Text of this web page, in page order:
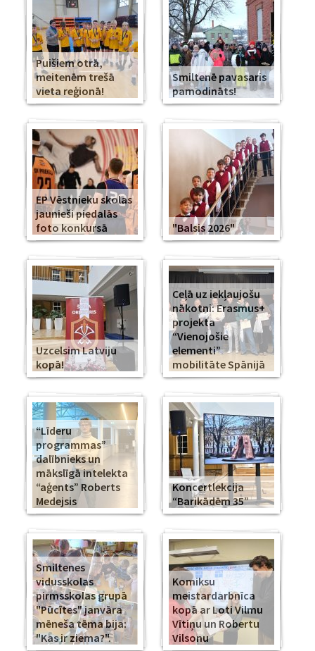
Puišiem otrā,
meitenēm trešā
vieta reģionā!
Smiltenē pavasaris
pamodināts!
EP Vēstnieku skolas
jaunieši piedalās
foto konkursā
"Balsis 2026"
Uzcelsim Latviju
kopā!
Ceļā uz iekļaujošu
nākotni: Erasmus+
projekta
“Vienojošie
elementi”
mobilitāte Spānijā
“Līderu
programmas”
dalībnieks un
mākslīgā intelekta
“aģents” Roberts
Medejsis
Koncertlekcija
“Barikādēm 35”
Smiltenes
vidusskolas
pirmsskolas grupā
"Pūcītes" janvāra
mēneša tēma bija:
"Kas ir ziema?".
Komiksu
meistardarbnīca
kopā ar Loti Vilmu
Vītiņu un Robertu
Vilsonu